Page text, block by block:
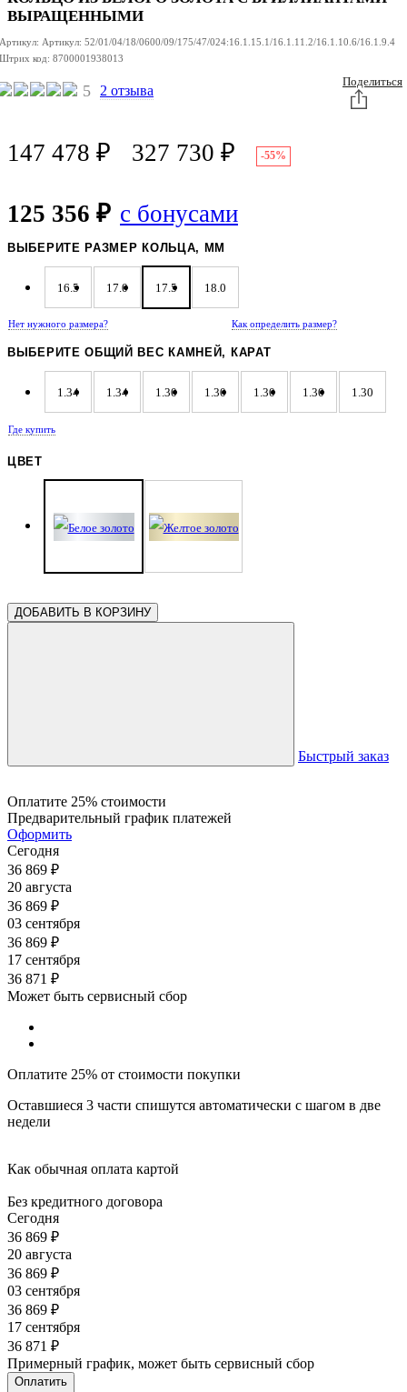
ВЫРАЩЕННЫМИ
Артикул: Артикул: 52/01/04/18/0600/09/175/47/024:16.1.15.1/16.1.11.2/16.1.10.6/16.1.9.4
Штрих код: 8700001938013
5 2 отзыва
Поделиться
147 478 ₽ 327 730 ₽ -55%
125 356 ₽ с бонусами
ВЫБЕРИТЕ РАЗМЕР КОЛЬЦА, ММ
16.5 17.0 17.5 18.0
Нет нужного размера? Как определить размер?
ВЫБЕРИТЕ ОБЩИЙ ВЕС КАМНЕЙ, КАРАТ
1.34 1.34 1.30 1.30 1.30 1.30 1.30
Где купить
ЦВЕТ
ДОБАВИТЬ В КОРЗИНУ
Быстрый заказ
Оплатите 25% стоимости
Предварительный график платежей
Оформить
Сегодня
36 869 ₽
20 августа
36 869 ₽
03 сентября
36 869 ₽
17 сентября
36 871 ₽
Может быть сервисный сбор
Оплатите 25% от стоимости покупки
Оставшиеся 3 части спишутся автоматически с шагом в две
недели
Как обычная оплата картой
Без кредитного договора
Сегодня
36 869 ₽
20 августа
36 869 ₽
03 сентября
36 869 ₽
17 сентября
36 871 ₽
Примерный график, может быть сервисный сбор
Оплатить